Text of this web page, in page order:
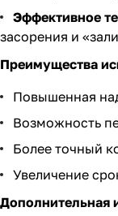
Эффективное
засорения и
Преимущества
Повышенная
Возможность
Более точный
Увеличение
Дополнительная